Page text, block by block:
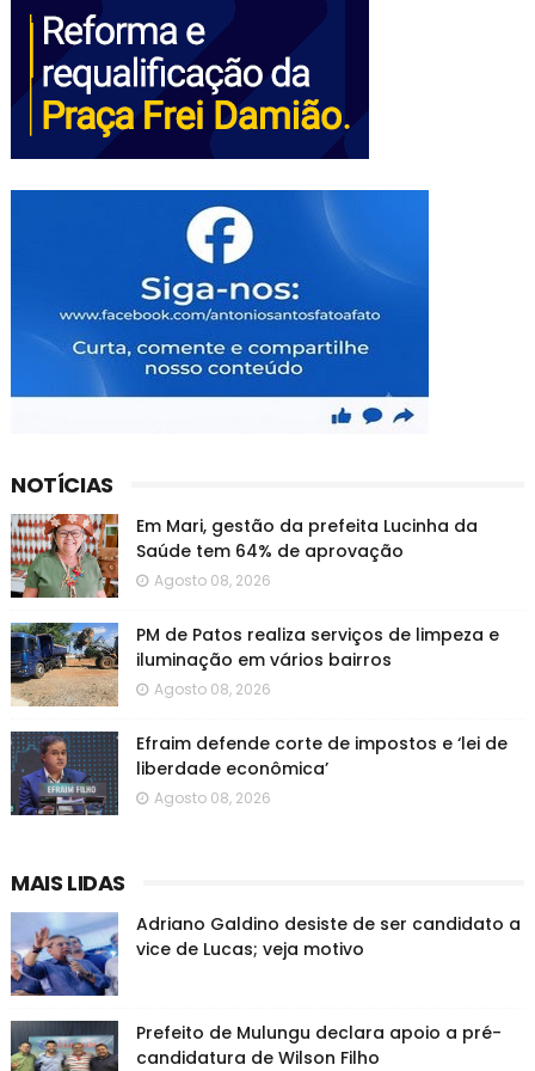
NOTÍCIAS
Em Mari, gestão da prefeita Lucinha da
Saúde tem 64% de aprovação
Agosto 08, 2026
PM de Patos realiza serviços de limpeza e
iluminação em vários bairros
Agosto 08, 2026
Efraim defende corte de impostos e ‘lei de
liberdade econômica’
Agosto 08, 2026
MAIS LIDAS
Adriano Galdino desiste de ser candidato a
vice de Lucas; veja motivo
Prefeito de Mulungu declara apoio a pré-
candidatura de Wilson Filho